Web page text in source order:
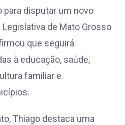
disputar um novo
de Mato Grosso
que seguirá
à educação, saúde,
familiar e
Thiago destaca uma